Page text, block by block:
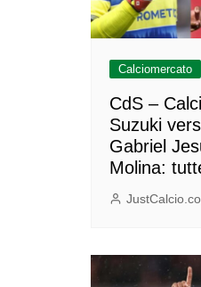
Calciomercato
CdS –
Suzuki
Gabriel
Molina: